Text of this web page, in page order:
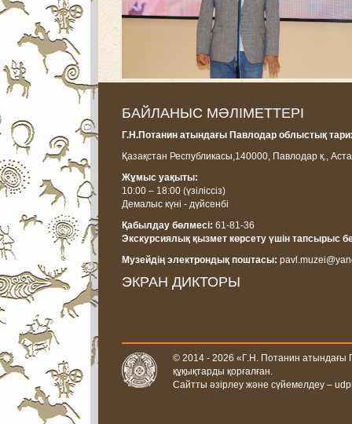
БАЙЛАНЫС МӘЛІМЕТТЕРІ
Г.Н.Потанин атындағы Павлодар облыстық
Қазақстан Республикасы, 140000, Павлодар қ.,
Жұмыс уақыты:
10:00 – 18:00 (үзіліссіз)
Демалыс күні - дүйсенбі
Қабылдау бөлмесі: 61-81-36
Экскурсиялық қызмет көрсету үшін тапсырыс
Музейдің электрондық поштасы:
ЭКРАН ДИКТОРЫ
© 2014 - 2026 «Г.Н. Потанин атындағы
құқықтарды қорғалған.
Сайтты әзірлеу және сүйемелдеу –